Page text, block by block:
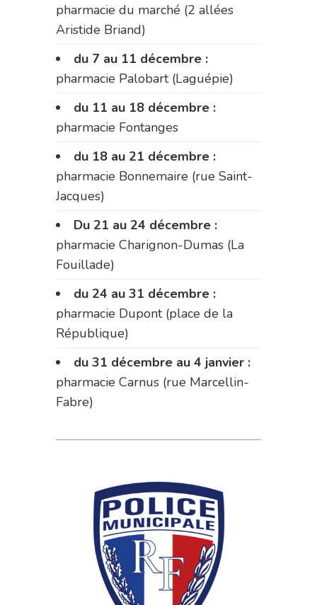
pharmacie du marché (2 allées
Aristide Briand)
du 7 au 11 décembre :
pharmacie Palobart (Laguépie)
du 11 au 18 décembre :
pharmacie Fontanges
du 18 au 21 décembre :
pharmacie Bonnemaire (rue Saint-
Jacques)
Du 21 au 24 décembre :
pharmacie Charignon-Dumas (La
Fouillade)
du 24 au 31 décembre :
pharmacie Dupont (place de la
République)
du 31 décembre au 4 janvier :
pharmacie Carnus (rue Marcellin-
Fabre)